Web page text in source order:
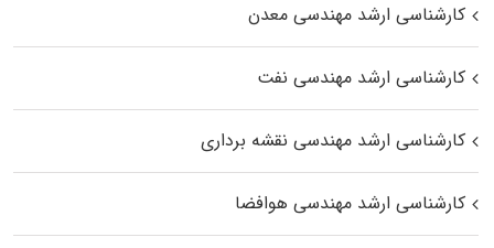
کارشناسی ارشد مهندسی معدن
کارشناسی ارشد مهندسی نفت
کارشناسی ارشد مهندسی نقشه برداری
کارشناسی ارشد مهندسی هوافضا